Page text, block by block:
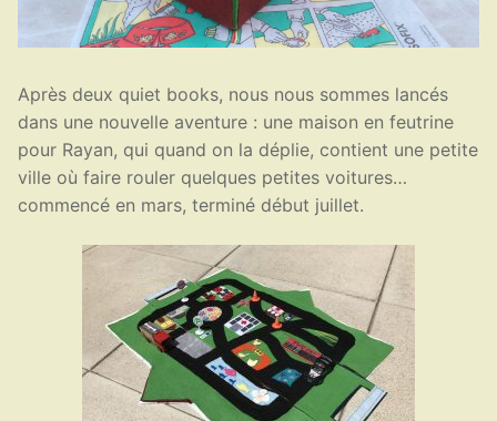
Après deux quiet books, nous nous sommes lancés
dans une nouvelle aventure : une maison en feutrine
pour Rayan, qui quand on la déplie, contient une petite
ville où faire rouler quelques petites voitures…
commencé en mars, terminé début juillet.